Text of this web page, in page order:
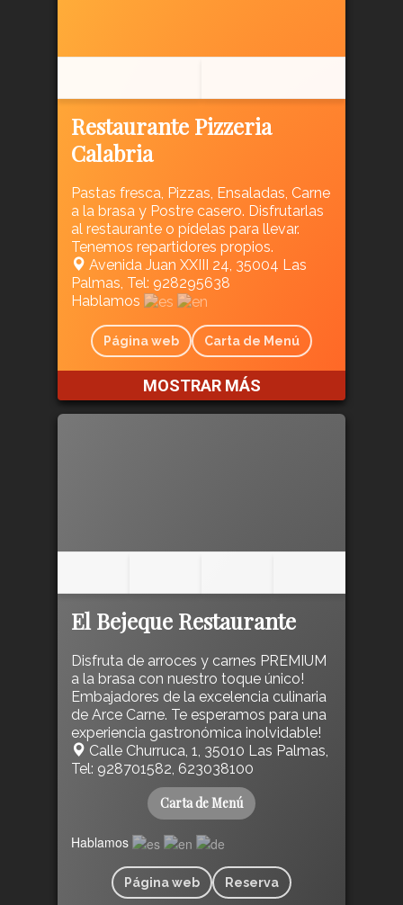
Restaurante Pizzeria
Calabria
Pastas fresca, Pizzas, Ensaladas, Carne
a la brasa y Postre casero. Disfrutarlas
al restaurante o pídelas para llevar.
Tenemos repartidores propios.
Avenida Juan XXIII 24, 35004 Las
Palmas, Tel: 928295638
Hablamos
Página web Carta de Menú
MOSTRAR MÁS
El Bejeque Restaurante
Disfruta de arroces y carnes PREMIUM
a la brasa con nuestro toque único!
Embajadores de la excelencia culinaria
de Arce Carne. Te esperamos para una
experiencia gastronómica inolvidable!
Calle Churruca, 1, 35010 Las Palmas,
Tel: 928701582, 623038100
Carta de Menú
Hablamos
Página web Reserva